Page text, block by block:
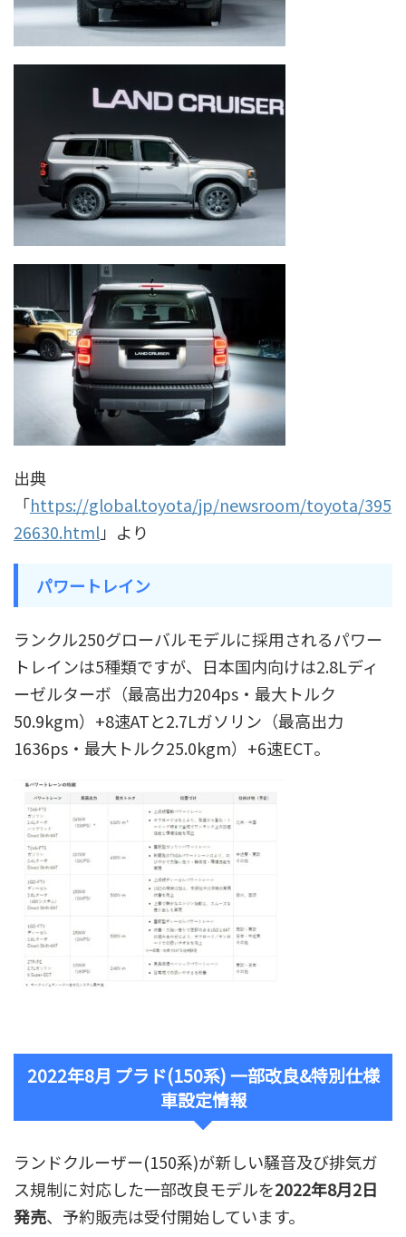
出典
「https://global.toyota/jp/newsroom/toyota/395
26630.html」より
パワートレイン
ランクル250グローバルモデルに採用されるパワー
トレインは5種類ですが、日本国内向けは2.8Lディ
ーゼルターボ（最高出力204ps・最大トルク
50.9kgm）+8速ATと2.7Lガソリン（最高出力
1636ps・最大トルク25.0kgm）+6速ECT。
2022年8月 プラド(150系) 一部改良&特別仕様
車設定情報
ランドクルーザー(150系)が新しい騒音及び排気ガ
ス規制に対応した一部改良モデルを2022年8月2日
発売、予約販売は受付開始しています。